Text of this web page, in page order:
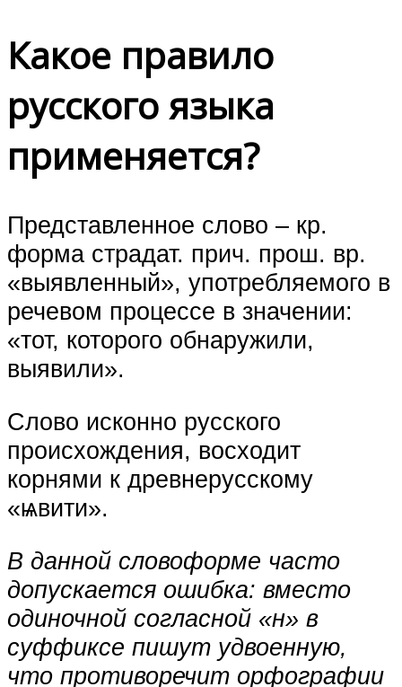
Какое правило
русского языка
применяется?
Представленное слово – кр.
форма страдат. прич. прош. вр.
«выявленный», употребляемого в
речевом процессе в значении:
«тот, которого обнаружили,
выявили».
Слово исконно русского
происхождения, восходит
корнями к древнерусскому
«ѩвити».
В данной словоформе часто
допускается ошибка: вместо
одиночной согласной «н» в
суффиксе пишут удвоенную,
что противоречит орфографии